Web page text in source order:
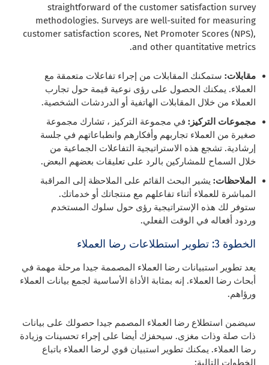
straightforward of the customer satisfaction survey
methodologies. Surveys are well-suited for measuring
customer satisfaction scores, Net Promoter Scores (NPS),
and other quantitative metrics.
مقابلات: ستمكنك المقابلات من إجراء تفاعلات متعمقة مع
العملاء. يمكنك الحصول على رؤى نوعية قيمة حول تجارب
العملاء من خلال المقابلات الهاتفية أو الدردشات الشخصية.
مجموعات التركيز: في مجموعة التركيز ، تشارك مجموعة
صغيرة من العملاء تجاربهم وأفكارهم وانطباعاتهم في جلسة
إرشادية. تشجع هذه الاستراتيجية التفاعلات الجماعية من
خلال السماح للمشاركين بالرد على تعليقات بعضهم البعض.
الملاحظات: يشير البحث القائم على الملاحظة إلى المراقبة
المباشرة للعملاء أثناء تفاعلهم مع منتجاتك أو خدماتك.
ستوفر لك هذه الإستراتيجية رؤى حول سلوك المستخدم
وردود أفعاله في الوقت الفعلي.
الخطوة 3: تطوير استطلاعات رضا العملاء
يعد تطوير استبيانات رضا العملاء المصممة جيدا مرحلة مهمة في
أبحاث رضا العملاء. إنه بمثابة الأداة الأساسية لجمع بيانات العملاء
ورؤاهم.
سيضمن استطلاع رضا العملاء المصمم جيدا حصولك على بيانات
ذات صلة وذات مغزى. سيحفزك أيضا على إجراء تحسينات وزيادة
رضا العملاء. يمكنك تطوير استبيان قوي لرضا العملاء باتباع
الخطوات التالية: